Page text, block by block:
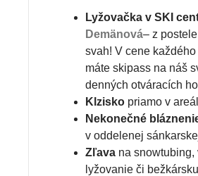
Lyžovačka v SKI
Demänová– z
svah! V cene každého
máte skipass na náš
denných otváracích
Klzisko priamo v
Nekonečné
v oddelenej
Zľava na snowtubing,
lyžovanie či